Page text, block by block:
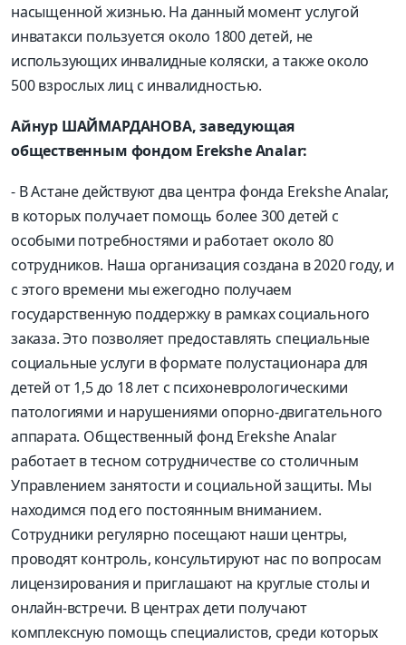
насыщенной жизнью. На данный момент услугой
инватакси пользуется около 1800 детей, не
использующих инвалидные коляски, а также около
500 взрослых лиц с инвалидностью.
Айнур ШАЙМАРДАНОВА, заведующая
общественным фондом Erekshe Analar:
- В Астане действуют два центра фонда Erekshe Analar,
в которых получает помощь более 300 детей с
особыми потребностями и работает около 80
сотрудников. Наша организация создана в 2020 году, и
с этого времени мы ежегодно получаем
государственную поддержку в рамках социального
заказа. Это позволяет предоставлять специальные
социальные услуги в формате полустационара для
детей от 1,5 до 18 лет с психоневрологическими
патологиями и нарушениями опорно-двигательного
аппарата. Общественный фонд Erekshe Analar
работает в тесном сотрудничестве со столичным
Управлением занятости и социальной защиты. Мы
находимся под его постоянным вниманием.
Сотрудники регулярно посещают наши центры,
проводят контроль, консультируют нас по вопросам
лицензирования и приглашают на круглые столы и
онлайн-встречи. В центрах дети получают
комплексную помощь специалистов, среди которых